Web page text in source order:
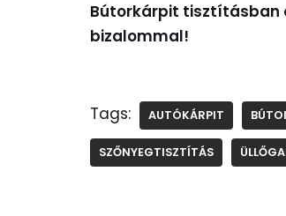
Bútorkárpit tisztításban
bizalommal!
Tags: AUTÓKÁRPIT
SZŐNYEGTISZTÍTÁS